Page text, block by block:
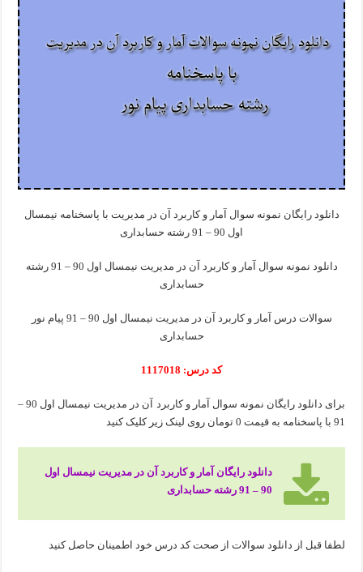
دانلود رایگان نمونه سوال آمار و کاربرد آن در مدیریت با پاسخنامه نیمسال
اول 90 – 91 رشته حسابداری
دانلود نمونه سوال آمار و کاربرد آن در مدیریت نیمسال اول 90 – 91 رشته
حسابداری
سوالات درس آمار و کاربرد آن در مدیریت نیمسال اول 90 – 91 پیام نور
حسابداری
کد درس: 1117018
برای دانلود رایگان نمونه سوال آمار و کاربرد آن در مدیریت نیمسال اول 90 –
91 با پاسخنامه به قیمت 0 تومان روی لینک زیر کلیک کنید
دانلود رایگان آمار و کاربرد آن در مدیریت نیمسال اول
90 – 91 رشته حسابداری
لطفا قبل از دانلود سوالات از صحت کد درس خود اطمینان حاصل کنید